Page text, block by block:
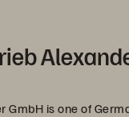
GmbH is one of